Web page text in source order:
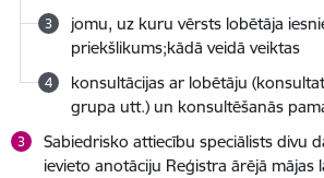
jomu, uz kuru vērsts lobētāja
priekšlikums;kādā veidā veiktas
konsultācijas ar lobētāju
grupa utt.) un konsultēšanās
Sabiedrisko attiecību speciālists divu
ievieto anotāciju Reģistra ārējā mājas